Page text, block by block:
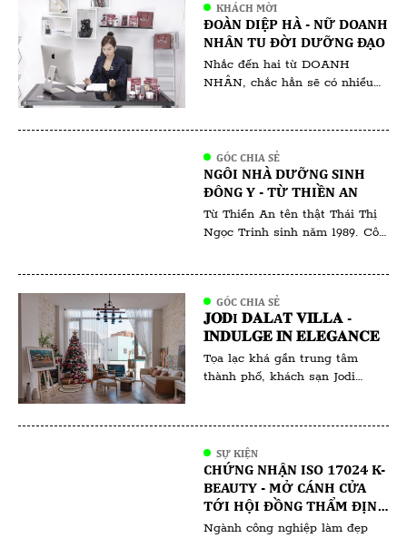
mà cô đã gặt hái ngay từ khi
còn ngồi trên ghế giảng đường.
Với vai trò là gương mặt đại
diện cho […]
KHÁCH MỜI
ĐOÀN DIỆP HÀ - NỮ DOANH
NHÂN TU ĐỜI DƯỠNG ĐẠO
Nhắc đến hai từ DOANH
NHÂN, chắc hẳn sẽ có nhiều
kinh doanh thời bây giờ làm
thật ăn thật thì ít mà chiêu trò
thu lợi về mình thì nhiều không
đếm xuể. Tất nhiên, đã […]
GÓC CHIA SẺ
NGÔI NHÀ DƯỠNG SINH
ĐÔNG Y - TỪ THIỀN AN
Từ Thiền An tên thật Thái Thị
Ngọc Trinh sinh năm 1989. Cô
và sức khỏe. Với tấm lòng nhân
ái và sự kiên trì, cô đã và đang
tiếp tục hành […]
GÓC CHIA SẺ
𝐉𝐎𝐃I 𝐃𝐀𝐋A𝐓 𝐕𝐈𝐋𝐋𝐀 -
𝐈𝐍𝐃𝐔𝐋𝐆𝐄 𝐈𝐍 𝐄𝐋𝐄𝐆𝐀𝐍𝐂𝐄
Tọa lạc khá gần trung tâm
thành phố, khách sạn Jodi
Đà Lạt, với view ngắm toàn
cảnh núi Langbiang và hồ Than
Thở. Jodi Dalat Villa là một
điểm đến lý tưởng cho những
ai yêu thích kiến trúc độc đáo
và […]
SỰ KIỆN
CHỨNG NHẬN ISO 17024 K-
BEAUTY - MỞ CÁNH CỬA
TỚI HỘI ĐỒNG THẨM ĐỊNH
VÀ HỘI ĐỒNG ĐÀO TẠO
Ngành công nghiệp làm đẹp